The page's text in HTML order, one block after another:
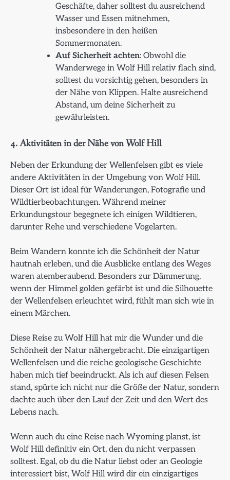
Geschäfte, daher solltest du ausreichend
Wasser und Essen mitnehmen,
insbesondere in den heißen
Sommermonaten.
Auf Sicherheit achten: Obwohl die
Wanderwege in Wolf Hill relativ flach sind,
solltest du vorsichtig gehen, besonders in
der Nähe von Klippen. Halte ausreichend
Abstand, um deine Sicherheit zu
gewährleisten.
4. Aktivitäten in der Nähe von Wolf Hill
Neben der Erkundung der Wellenfelsen gibt es viele
andere Aktivitäten in der Umgebung von Wolf Hill.
Dieser Ort ist ideal für Wanderungen, Fotografie und
Wildtierbeobachtungen. Während meiner
Erkundungstour begegnete ich einigen Wildtieren,
darunter Rehe und verschiedene Vogelarten.
Beim Wandern konnte ich die Schönheit der Natur
hautnah erleben, und die Ausblicke entlang des Weges
waren atemberaubend. Besonders zur Dämmerung,
wenn der Himmel golden gefärbt ist und die Silhouette
der Wellenfelsen erleuchtet wird, fühlt man sich wie in
einem Märchen.
Diese Reise zu Wolf Hill hat mir die Wunder und die
Schönheit der Natur nähergebracht. Die einzigartigen
Wellenfelsen und die reiche geologische Geschichte
haben mich tief beeindruckt. Als ich auf diesen Felsen
stand, spürte ich nicht nur die Größe der Natur, sondern
dachte auch über den Lauf der Zeit und den Wert des
Lebens nach.
Wenn auch du eine Reise nach Wyoming planst, ist
Wolf Hill definitiv ein Ort, den du nicht verpassen
solltest. Egal, ob du die Natur liebst oder an Geologie
interessiert bist, Wolf Hill wird dir ein einzigartiges